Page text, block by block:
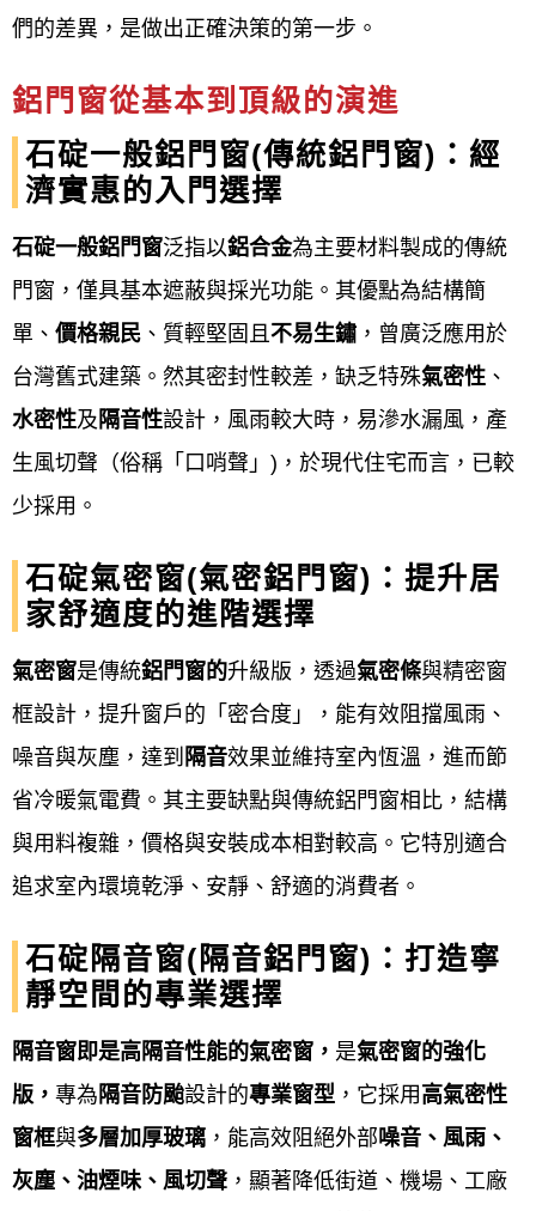
Our philosophy
鋁門窗工程宅急便的經營理念是提供優質產品、顧客
至上、安全實用以及永續經營等核心價值。 這包括確
保產品的品質和設計適合客戶需求，提供免費專業估
心。 同時，企業也重視員工福祉、環境永續發展，並
以品牌提升來拓展商機，最終實現企業與客戶的共贏
目標。
品質：
鋁門窗工程宅急便 與多家知名窗戶廠商合作，以確保
我們提供的用料之品質。並在施工完成後安排時間進
行驗收，讓客戶安心又放心！
專業：
鋁門窗工程宅急便配合各客戶之需求及預算，提供完
善高品質的產品。對於客戶我們免費估價，並依照需
求現場規劃及建議。
承諾：
鋁門窗工程宅急便 從設計到施工及維護全程服務，價
格合理，多年來深受客戶好評，有口皆碑。鋁門窗擁
有多年施工經驗，兼具安全、功能與美觀，致力實現
Service purpose
鋁門窗工程宅急便的 鋁門窗服務宗旨是以「 顧客至
上」，提供高品質產品，確保安全與美觀，並提供完
們的差異，是做出正確決策的第一步。
鋁門窗從基本到頂級的演進
石碇一般鋁門窗(傳統鋁門窗)：經
濟實惠的入門選擇
石碇一般鋁門窗泛指以鋁合金為主要材料製成的傳統
門窗，僅具基本遮蔽與採光功能。其優點為結構簡
單、 價格親民 、質輕堅固且不易生鏽 ，曾廣泛應用於
台灣舊式建築。然其密封性較差，缺乏特殊氣密性 、
水密性及 隔音性設計，風雨較大時，易滲水漏風，產
生風切聲（俗稱「口哨聲」)，於現代住宅而言，已較
少採用。
石碇氣密窗(氣密鋁門窗)：提升居
家舒適度的進階選擇
氣密窗是傳統鋁門窗的升級版，透過氣密條與精密窗
框設計，提升窗戶的「密合度」，能有效阻擋風雨、
噪音與灰塵，達到 隔音效果並維持室內恆溫，進而節
省冷暖氣電費。其主要缺點與傳統鋁門窗相比，結構
與用料複雜，價格與安裝成本相對較高。它特別適合
追求室內環境乾淨、安靜、舒適的消費者。
石碇隔音窗(隔音鋁門窗)：打造寧
靜空間的專業選擇
隔音窗即是高隔音性能的氣密窗， 是氣密窗的強化
版， 專為 隔音防颱設計的專業窗型 ，它採用 高氣密性
窗框與多層加厚玻璃 ，能高效阻絕外部噪音、風雨、
灰塵、油煙味、風切聲 ，顯著降低街道、機場、工廠